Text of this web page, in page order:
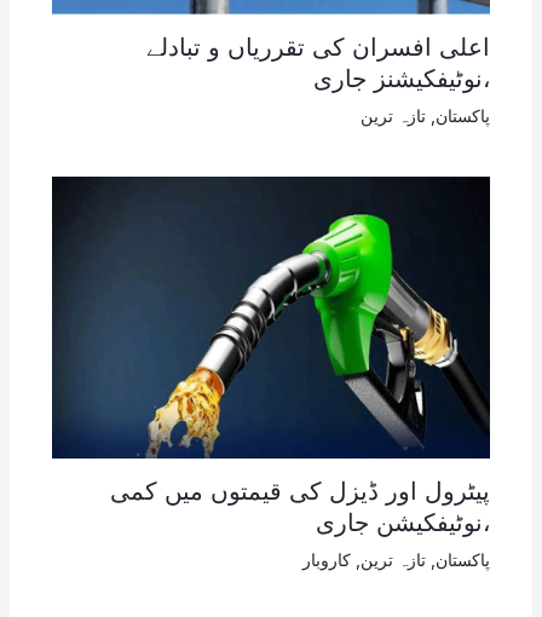
اعلی افسران کی تقرریاں و تبادلے
،نوٹیفکیشنز جاری
پاکستان تازہ ترین
پیٹرول اور ڈیزل کی قیمتوں میں کمی
،نوٹیفکیشن جاری
پاکستان تازہ ترین کاروبار